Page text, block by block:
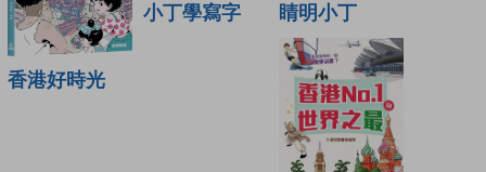
香港好時光
小丁學寫字 睛明小丁